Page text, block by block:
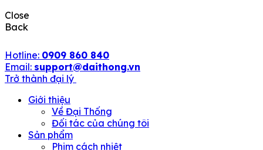
Close
Back
Hotline: 0909 860 840
Email: support@daithong.vn
Trở thành đại lý
Giới thiệu
Về Đại Thống
Đối tác của chúng tôi
Sản phẩm
Phim cách nhiệt